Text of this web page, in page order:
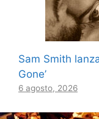
Sam Smith
Gone’
6 agosto, 2026